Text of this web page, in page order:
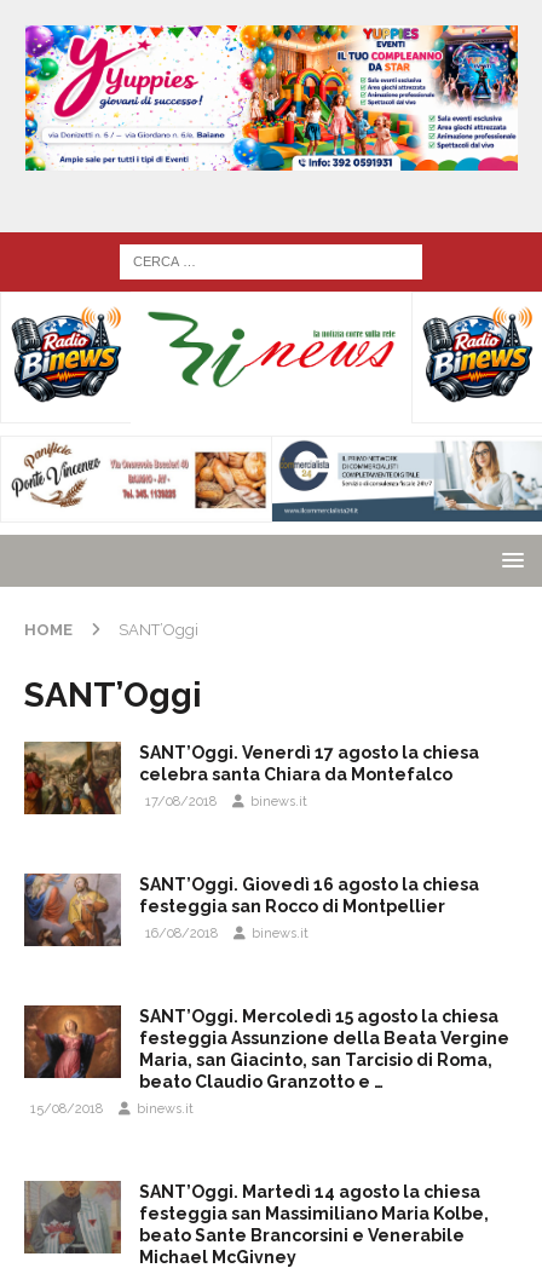
HOME SANT’Oggi
SANT’Oggi
SANT’Oggi. Venerdì 17 agosto la chiesa
celebra santa Chiara da Montefalco
17/08/2018 binews.it
SANT’Oggi. Giovedì 16 agosto la chiesa
festeggia san Rocco di Montpellier
16/08/2018 binews.it
SANT’Oggi. Mercoledì 15 agosto la chiesa
festeggia Assunzione della Beata Vergine
Maria, san Giacinto, san Tarcisio di Roma,
beato Claudio Granzotto e …
15/08/2018 binews.it
SANT’Oggi. Martedì 14 agosto la chiesa
festeggia san Massimiliano Maria Kolbe,
beato Sante Brancorsini e Venerabile
Michael McGivney